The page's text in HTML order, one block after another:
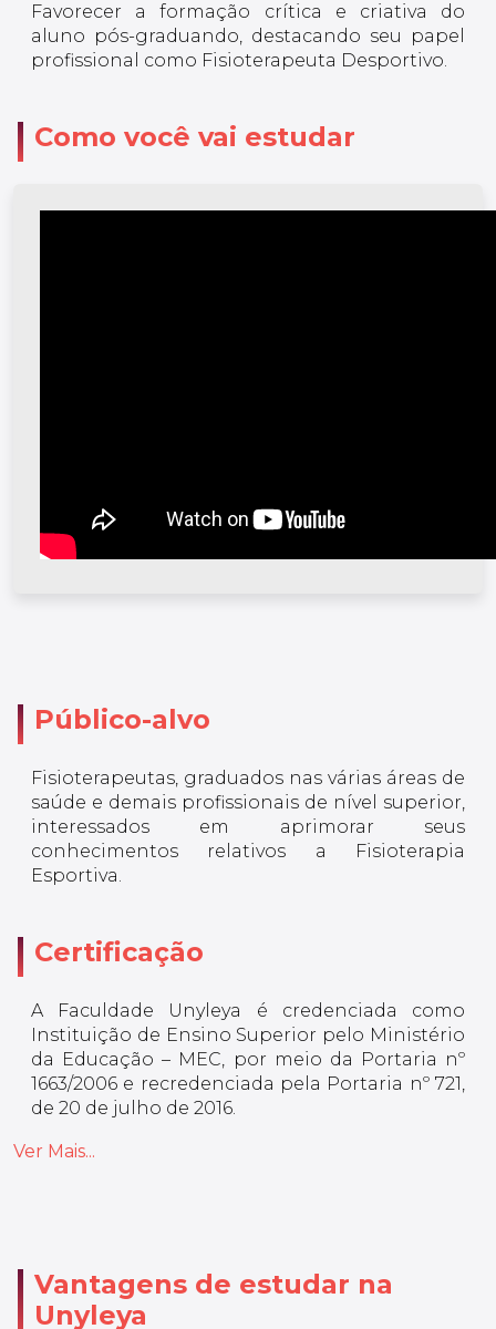
Favorecer a formação crítica e criativa do
aluno pós-graduando, destacando seu papel
profissional como Fisioterapeuta Desportivo.
Como você vai estudar
Público-alvo
Fisioterapeutas, graduados nas várias áreas de
saúde e demais profissionais de nível superior,
interessados em aprimorar seus
conhecimentos relativos a Fisioterapia
Esportiva.
Certificação
A Faculdade Unyleya é credenciada como
Instituição de Ensino Superior pelo Ministério
da Educação – MEC, por meio da Portaria nº
1663/2006 e recredenciada pela Portaria nº 721,
de 20 de julho de 2016.
Ver Mais...
Vantagens de estudar na
Unyleya